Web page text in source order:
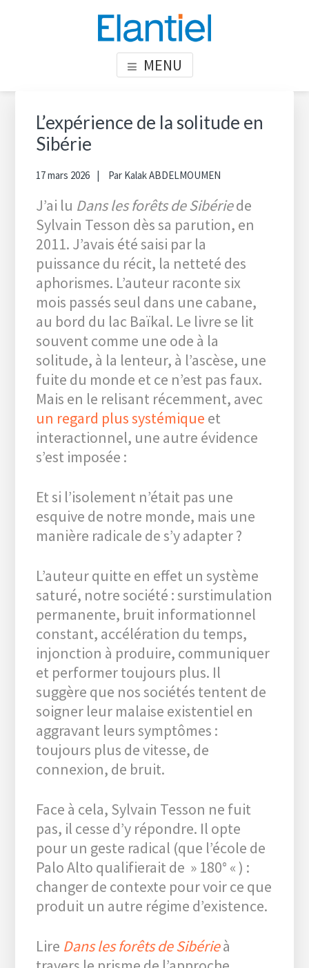
Elantiel développe les compétences relationnelle en milieu
professionnel
MENU
L’expérience de la solitude en
Sibérie
17 mars 2026 Par Kalak ABDELMOUMEN
J’ai lu Dans les forêts de Sibériede
Sylvain Tesson dès sa parution, en
2011. J’avais été saisi par la
puissance du récit, la netteté des
aphorismes. L’auteur raconte six
mois passés seul dans une cabane,
au bord du lac Baïkal. Le livre se lit
souvent comme une ode à la
solitude, à la lenteur, à l’ascèse, une
fuite du monde et ce n’est pas faux.
Mais en le relisant récemment, avec
un regard plus systémique et
interactionnel, une autre évidence
s’est imposée :
Et si l’isolement n’était pas une
esquive de notre monde, mais une
manière radicale de s’y adapter ?
L’auteur quitte en effet un système
saturé, notre société : surstimulation
permanente, bruit informationnel
constant, accélération du temps,
injonction à produire, communiquer
et performer toujours plus. Il
suggère que nos sociétés tentent de
soigner leur malaise existentiel en
aggravant leurs symptômes :
toujours plus de vitesse, de
connexion, de bruit.
Face à cela, Sylvain Tesson ne fuit
pas, il cesse d’y répondre. Il opte
pour un geste radical (que l’école de
Palo Alto qualifierait de » 180° « ) :
changer de contexte pour voir ce que
produit un autre régime d’existence.
Lire Dans les forêts de Sibérieà
Sidebar